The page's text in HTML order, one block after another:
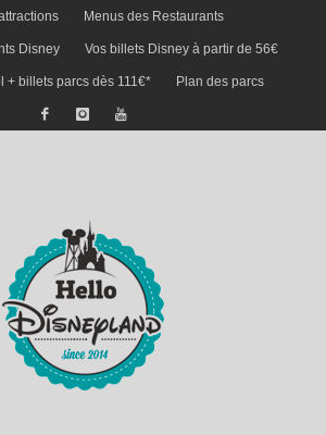
Menus des Restaurants
Disney Vos billets Disney à partir de 56€
+ billets parcs dès 111€* Plan des parcs